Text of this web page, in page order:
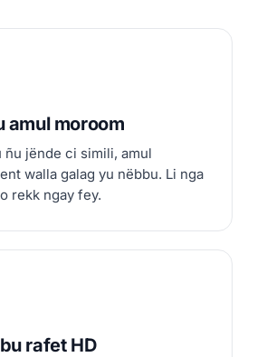
amul moroom
ñu jënde ci simili, amul
walla galag yu nëbbu. Li nga
rekk ngay fey.
rafet HD